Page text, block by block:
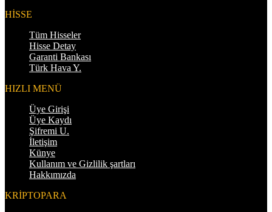
HİSSE
Tüm Hisseler
Hisse Detay
Garanti Bankası
Türk Hava Y.
HIZLI MENÜ
Üye Girişi
Üye Kaydı
Şifremi U.
İletişim
Künye
Kullanım ve Gizlilik şartları
Hakkımızda
KRİPTOPARA